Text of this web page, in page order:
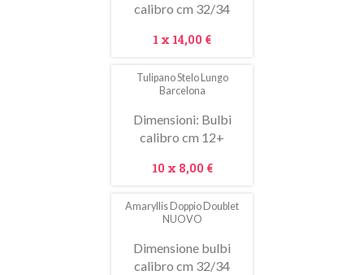
calibro cm 32/34
Prezzo
1 x 14,00 €
Tulipano Stelo Lungo
Barcelona
Dimensioni: Bulbi
calibro cm 12+
Prezzo
10 x 8,00 €
Amaryllis Doppio Doublet
NUOVO
Dimensione bulbi
calibro cm 32/34